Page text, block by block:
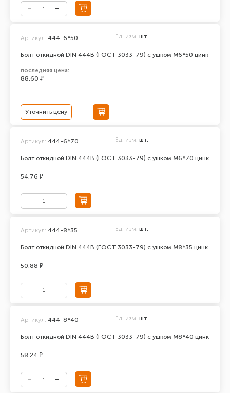
Болт откидной DIN 444В (ГОСТ 3033-79) с ушком М6*50 цинк
Артикул: 444-6*50 Ед. изм. шт.
последняя цена:
88.60 ₽
Уточнить цену
Болт откидной DIN 444В (ГОСТ 3033-79) с ушком М6*70 цинк
Артикул: 444-6*70 Ед. изм. шт.
54.76 ₽
Болт откидной DIN 444В (ГОСТ 3033-79) с ушком М8*35 цинк
Артикул: 444-8*35 Ед. изм. шт.
50.88 ₽
Болт откидной DIN 444В (ГОСТ 3033-79) с ушком М8*40 цинк
Артикул: 444-8*40 Ед. изм. шт.
58.24 ₽